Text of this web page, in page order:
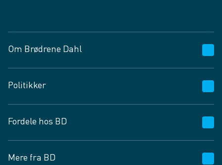
Om Brødrene Dahl
Vagttelefon 30 10 89 89
Spørgsmål og svar
Job og karriere
Fødevarekontrolrapport
Politikker
Privatlivspolitik
Cookies
Vilkår og betingelser
Fordele hos BD
BD app
Mere fra BD